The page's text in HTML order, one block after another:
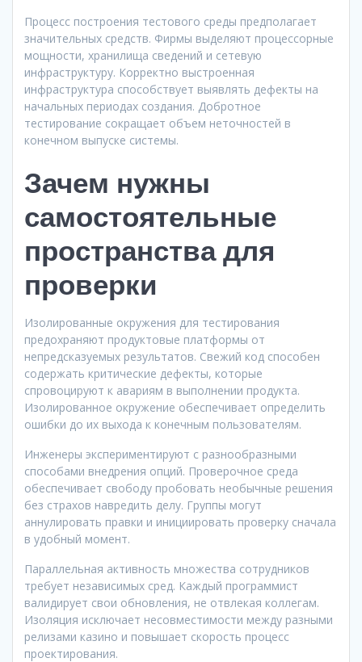
Процесс построения тестового среды предполагает
значительных средств. Фирмы выделяют процессорные
мощности, хранилища сведений и сетевую
инфраструктуру. Корректно выстроенная
инфраструктура способствует выявлять дефекты на
начальных периодах создания. Добротное
тестирование сокращает объем неточностей в
конечном выпуске системы.
Зачем нужны
самостоятельные
пространства для
проверки
Изолированные окружения для тестирования
предохраняют продуктовые платформы от
непредсказуемых результатов. Свежий код способен
содержать критические дефекты, которые
спровоцируют к авариям в выполнении продукта.
Изолированное окружение обеспечивает определить
ошибки до их выхода к конечным пользователям.
Инженеры экспериментируют с разнообразными
способами внедрения опций. Проверочное среда
обеспечивает свободу пробовать необычные решения
без страхов навредить делу. Группы могут
аннулировать правки и инициировать проверку сначала
в удобный момент.
Параллельная активность множества сотрудников
требует независимых сред. Каждый программист
валидирует свои обновления, не отвлекая коллегам.
Изоляция исключает несовместимости между разными
релизами казино и повышает скорость процесс
проектирования.